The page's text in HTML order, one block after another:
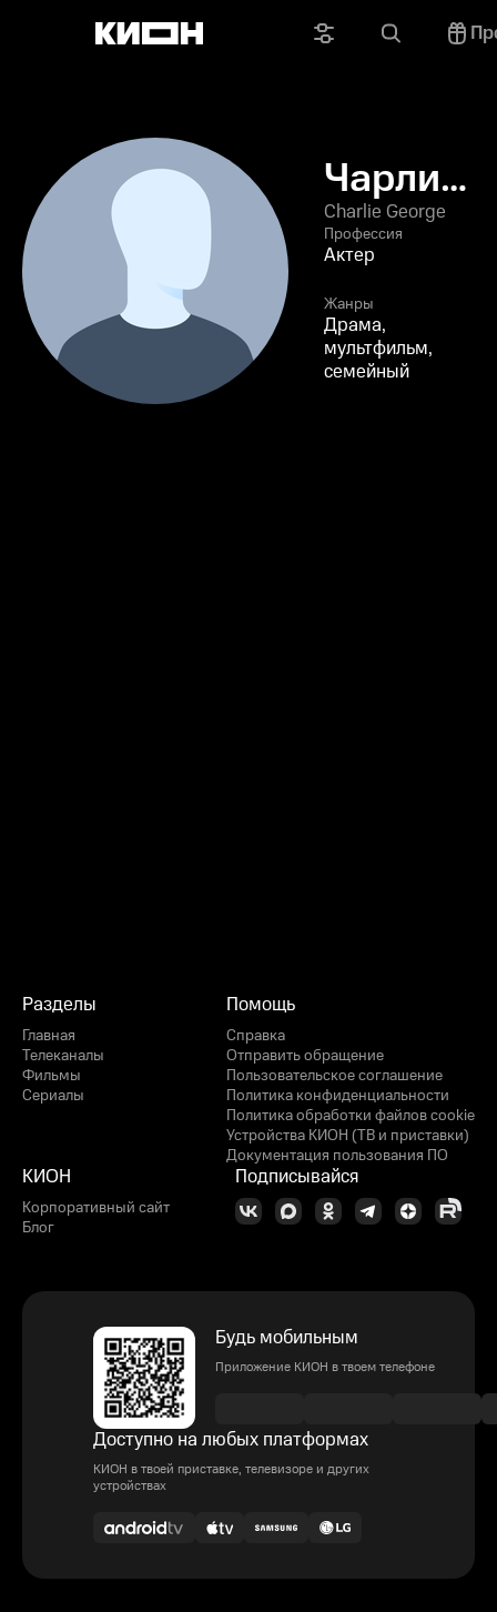
Чарли
Джордж
Charlie George
Профессия
Актер
Жанры
Драма,
мультфильм,
семейный
Разделы
Главная
Телеканалы
Фильмы
Сериалы
Помощь
Справка
Отправить обращение
Пользовательское соглашение
Политика конфиденциальности
Политика обработки файлов cookie
Устройства КИОН (ТВ и приставки)
Документация пользования ПО
КИОН
Корпоративный сайт
Блог
Подписывайся
Будь мобильным
Приложение КИОН в твоем телефоне
Доступно на любых платформах
КИОН в твоей приставке, телевизоре и других
устройствах